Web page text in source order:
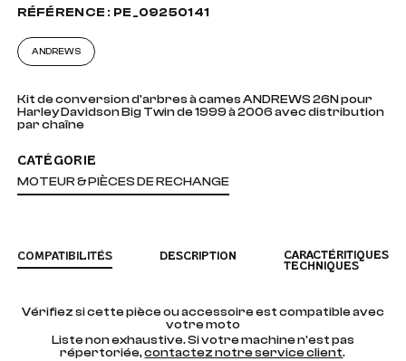
RÉFÉRENCE : PE_09250141
ANDREWS
Kit de conversion d'arbres à cames ANDREWS 26N pour
Harley Davidson Big Twin de 1999 à 2006 avec distribution
par chaîne
CATÉGORIE
MOTEUR & PIÈCES DE RECHANGE
COMPATIBILITÉS DESCRIPTION
CARACTÉRITIQUES
TECHNIQUES
Vérifiez si cette pièce ou accessoire est compatible avec
votre moto
Liste non exhaustive. Si votre machine n'est pas
répertoriée,contactez notre service client.